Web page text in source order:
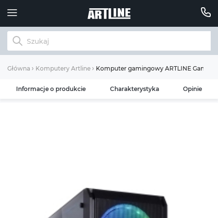
Główna Komputery Artline Komputer gamingowy ARTLINE Gaming
Informacje o produkcie Charakterystyka Opinie